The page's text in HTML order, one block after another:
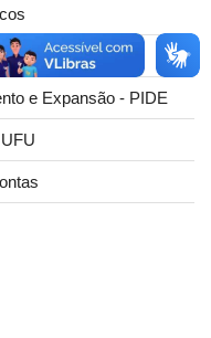
pela UFU
e Expansão - PIDE